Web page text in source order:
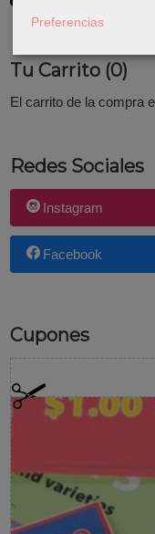
Tu Carrito (0)
El carrito de la compra
Redes Sociales
Instagram
Facebook
Cupones
Preferencias